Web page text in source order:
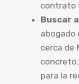
contrato
Buscar
abogado
cerca de
para la